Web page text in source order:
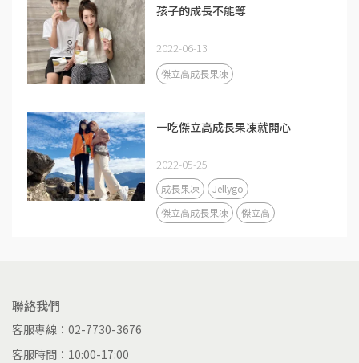
孩子的成長不能等
2022-06-13
傑立高成長果凍
一吃傑立高成長果凍就開心
2022-05-25
成長果凍
Jellygo
傑立高成長果凍
傑立高
聯絡我們
客服專線：02-7730-3676
客服時間：10:00-17:00